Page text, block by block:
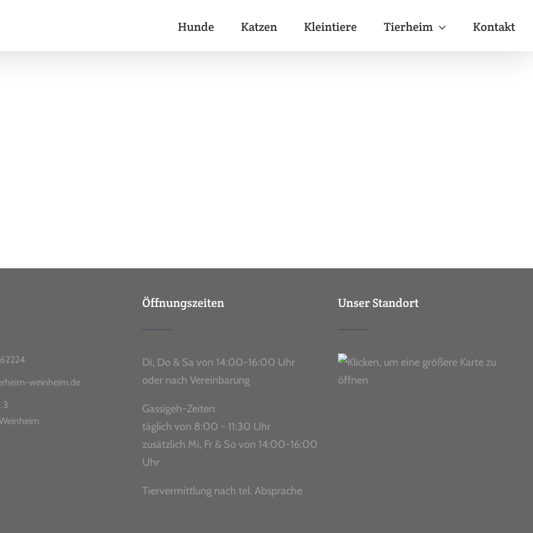
Hunde Katzen Kleintiere Tierheim Kontakt
weinheim.de
3
Öffnungszeiten
Di, Do & Sa von 14:00-16:00 Uhr
oder nach Vereinbarung
Gassigeh-Zeiten:
täglich von 8:00 - 11:30 Uhr
zusätzlich Mi, Fr & So von 14:00-16:00
Uhr
Tiervermittlung nach tel. Absprache
Unser Standort